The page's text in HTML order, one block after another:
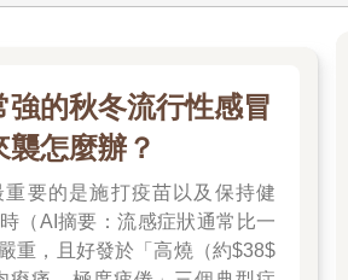
強的秋冬流行性感冒
襲怎麼辦？
要的是施打疫苗以及保持健
（AI摘要：流感症狀通常比一
重，且好發於「高燒（約$38$